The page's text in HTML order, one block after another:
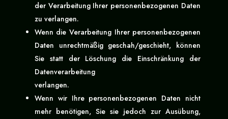
der Verarbeitung Ihrer personenbezogenen Daten
zu verlangen.
Wenn die Verarbeitung Ihrer personenbezogenen
Daten unrechtmäßig geschah/geschieht, können
Sie statt der Löschung die Einschränkung der
Datenverarbeitung
verlangen.
Wenn wir Ihre personenbezogenen Daten nicht
mehr benötigen, Sie sie jedoch zur Ausübung,